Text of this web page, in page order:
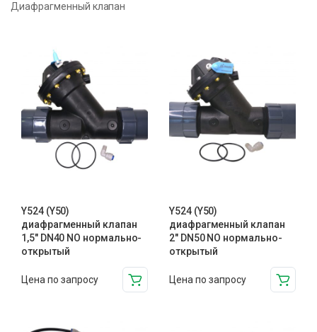
Диафрагменный клапан
Y524 (Y50)
диафрагменный клапан
1,5″ DN40 NO нормально-
открытый
Цена по запросу
Y524 (Y50)
диафрагменный клапан
2″ DN50 NO нормально-
открытый
Цена по запросу